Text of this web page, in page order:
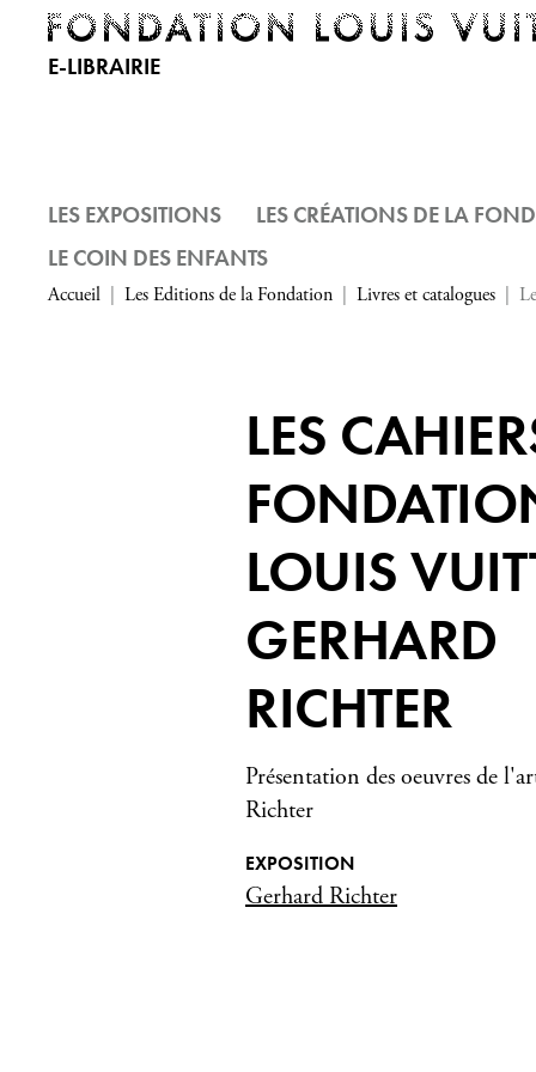
E-LIBRAIRIE
LES EXPOSITIONS
LES CRÉATIONS DE LA
LE COIN DES ENFANTS
Accueil Les Editions de la Fondation Livres et catalogues
LES
LOUIS
GERHARD
RICHTER
Présentation des oeuvres de
Richter
EXPOSITION
Gerhard Richter